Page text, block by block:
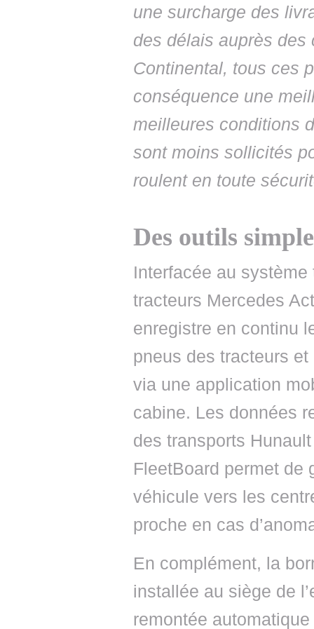
une surcharge des
des délais auprès
Continental, tous ces
conséquence une
meilleures conditions
sont moins sollicités
roulent en toute
Des outils
Interfacée au
tracteurs Mercedes
enregistre en continu
pneus des tracteurs
via une application
cabine. Les données
des transports
FleetBoard permet de
véhicule vers les
proche en cas
En complément, la
installée au siège de
remontée